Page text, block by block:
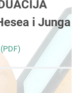
i Junga